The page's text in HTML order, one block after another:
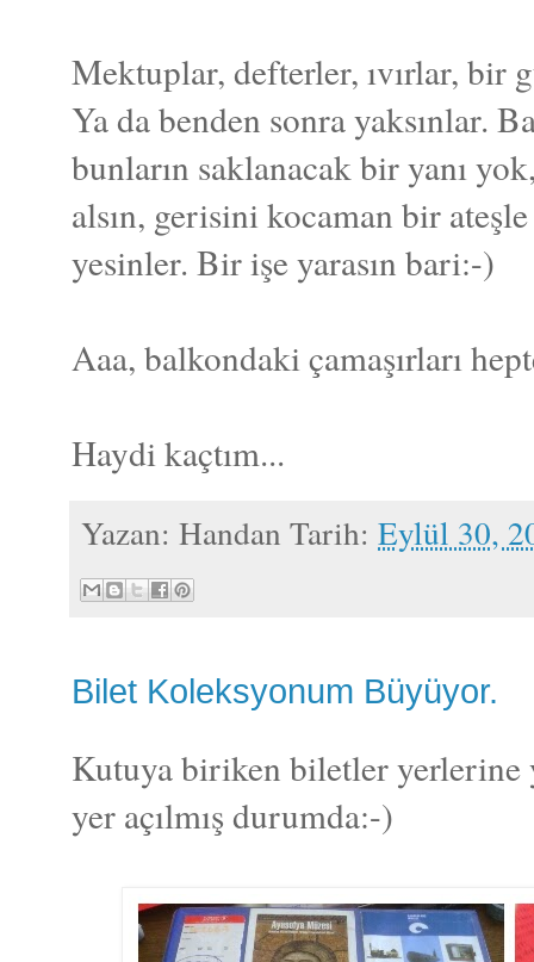
Mektuplar, defterler, ıvırlar, bir
Ya da benden sonra yaksınlar.
bunların saklanacak bir yanı
alsın, gerisini kocaman bir
yesinler. Bir işe yarasın bari:-)
Aaa, balkondaki çamaşırları
Haydi kaçtım...
Yazan: Handan Tarih: Eylül 30,
Bilet Koleksyonum Büyüyor.
Kutuya biriken biletler
yer açılmış durumda:-)